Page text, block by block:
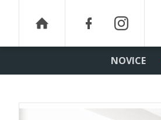
NOVICE